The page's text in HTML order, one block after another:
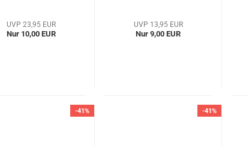
UVP 23,95 EUR
Nur 10,00 EUR
UVP 13,95 EUR
Nur 9,00 EUR
-41% -41%